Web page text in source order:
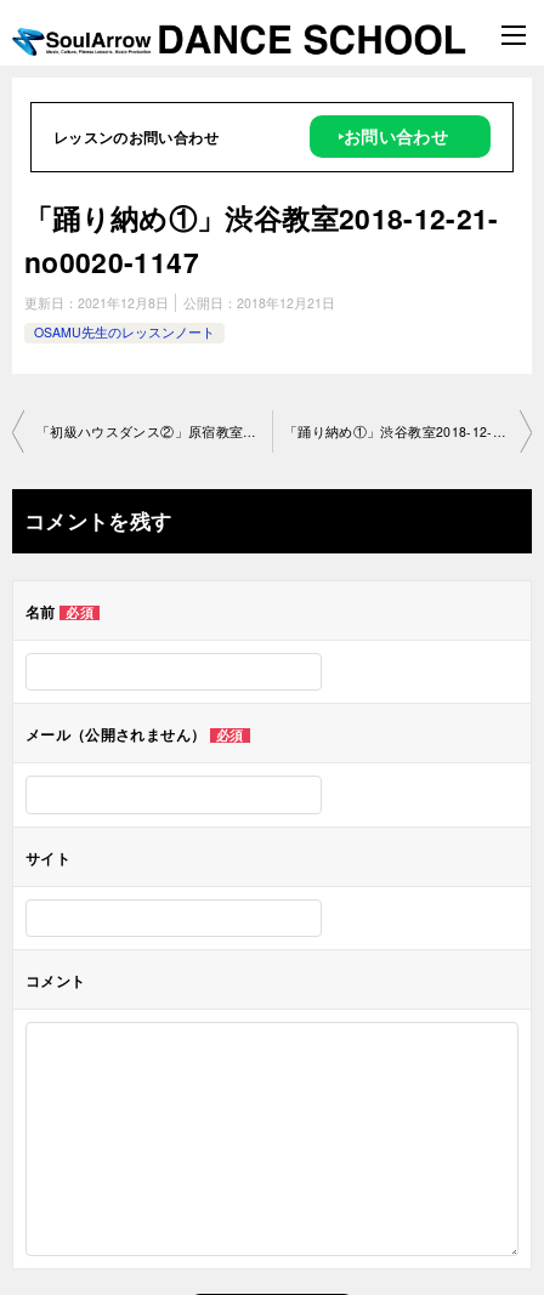
レッスンのお問い合わせ ‣お問い合わせ
「踊り納め①」渋谷教室2018-12-21-
no0020-1147
更新日： 2021年12月8日 公開日： 2018年12月21日
OSAMU先生のレッスンノート
投
ナ
ビ
ー
ン
「初級ハウスダンス②」原宿教室2018-12-19-no0020-1083 「踊り納め①」渋谷教室2018-12-2 1-no0020-1147
コメントを残す
名前 必須
メール（公開されません） 必須
サイト
コメント